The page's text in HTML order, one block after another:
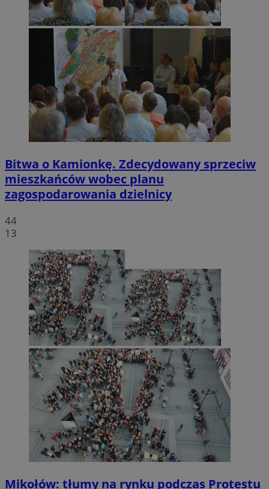
Bitwa o Kamionkę. Zdecydowany sprzeciw
mieszkańców wobec planu
zagospodarowania dzielnicy
44
13
Mikołów: tłumy na rynku podczas Protestu